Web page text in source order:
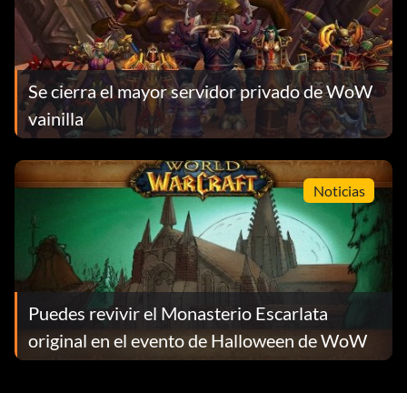
Se cierra el mayor servidor privado de WoW
vainilla
Noticias
Puedes revivir el Monasterio Escarlata
original en el evento de Halloween de WoW